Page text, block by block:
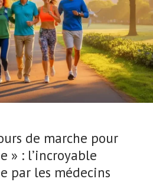
de marche pour
» : l’incroyable
par les médecins